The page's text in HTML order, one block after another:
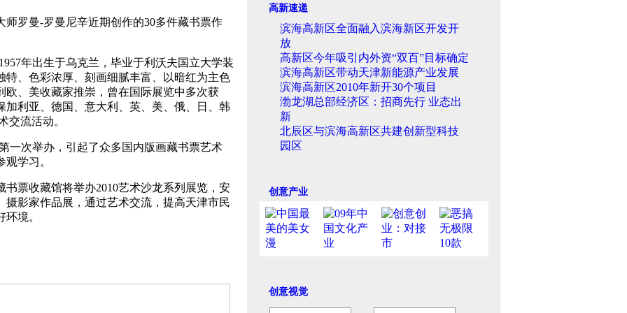
罗曼-罗曼尼辛近期创作的30多件藏书票作
年出生于乌克兰，毕业于利沃夫国立大学装
特、色彩浓厚、刻画细腻丰富、以暗红为主色
欧、美收藏家推崇，曾在国际展览中多次获
加利亚、德国、意大利、英、美、俄、日、韩
交流活动。
次举办，引起了众多国内版画藏书票艺术
观学习。
票收藏馆将举办2010艺术沙龙系列展览，安
影家作品展，通过艺术交流，提高天津市民
环境。
高新速递
滨海高新区全面融入滨海新区开发开
放
高新区今年吸引内外资“双百”目标确定
滨海高新区带动天津新能源产业发展
滨海高新区2010年新开30个项目
渤龙湖总部经济区：招商先行 业态出
新
北辰区与滨海高新区共建创新型科技
园区
创意产业
创意视觉